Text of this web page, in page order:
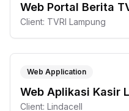
Web Portal Berita
Client: TVRI Lampung
Web Application
Web Aplikasi Kasir
Client: Lindacell